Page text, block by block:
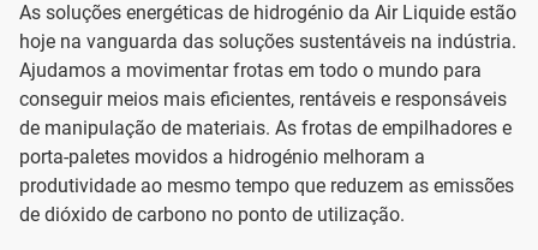
As soluções energéticas de hidrogénio da Air Liquide estão
hoje na vanguarda das soluções sustentáveis na indústria.
Ajudamos a movimentar frotas em todo o mundo para
conseguir meios mais eficientes, rentáveis e responsáveis
de manipulação de materiais. As frotas de empilhadores e
porta-paletes movidos a hidrogénio melhoram a
produtividade ao mesmo tempo que reduzem as emissões
de dióxido de carbono no ponto de utilização.